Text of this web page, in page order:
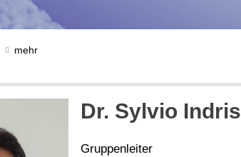
Dr. Sylvio Indris
Gruppenleiter